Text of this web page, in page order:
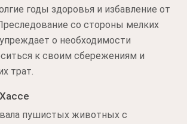
годы здоровья и избавление от
со стороны мелких
о необходимости
к своим сбережениям и
трат.
пушистых животных с